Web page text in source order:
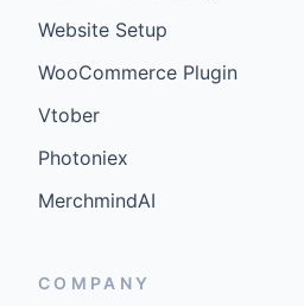
Website Setup
WooCommerce Plugin
Vtober
Photoniex
MerchmindAI
COMPANY